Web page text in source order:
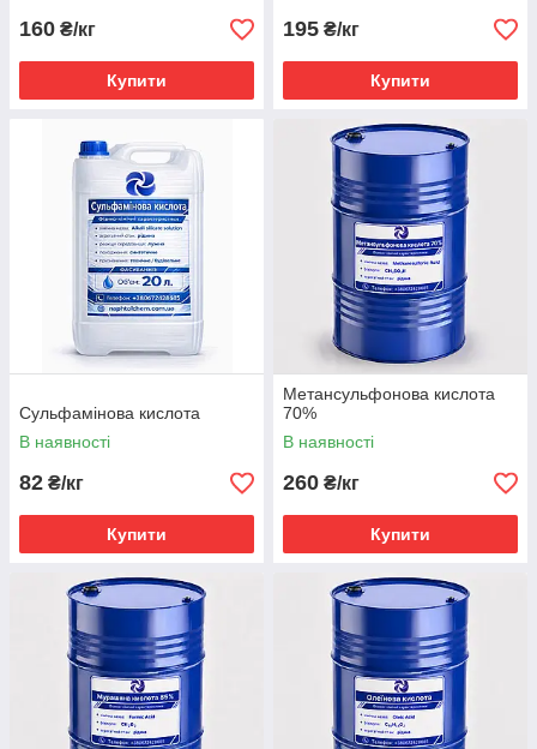
160 ₴/кг
Купити
195 ₴/кг
Купити
Сульфамінова кислота
В наявності
82 ₴/кг
Купити
Метансульфонова кислота
70%
В наявності
260 ₴/кг
Купити